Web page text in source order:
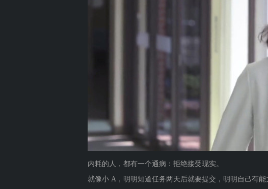
内耗的人，都有一个通病：拒绝接受现实。
就像小 A，明明知道任务两天后就要提交，明明自己有